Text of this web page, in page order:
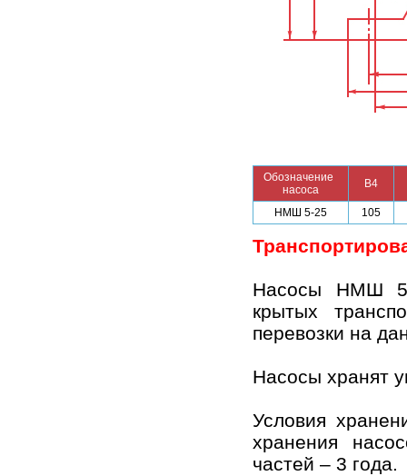
Обозначение
насоса
В4
НМШ 5-25 105
Насосы НМШ 5-
крытых
перевозки на
Насосы хранят
Условия
хранения
частей – 3 года.